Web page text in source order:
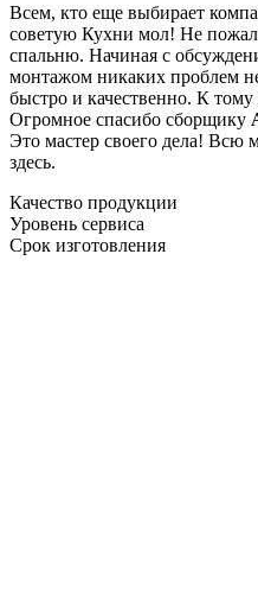
Всем, кто еще выбирает
советую Кухни мол! Не
спальню. Начиная с
монтажом никаких проблем
быстро и качественно. К
Огромное спасибо сборщику
Это мастер своего дела! Всю
здесь.
Качество продукции
Уровень сервиса
Срок изготовления